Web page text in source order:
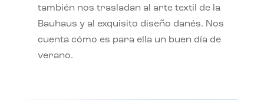
también nos trasladan al arte textil de la
Bauhaus y al exquisito diseño danés. Nos
cuenta cómo es para ella un buen día de
verano.